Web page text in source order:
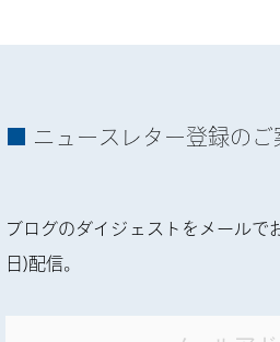
ニュースレター登録のご
ブログのダイジェストをメールで
日)配信。